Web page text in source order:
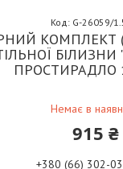
КОМПЛЕКТ
ПРОСТИРАДЛО
Немає в
Код: G-26059/
915 ₴
+380 (66) 302-